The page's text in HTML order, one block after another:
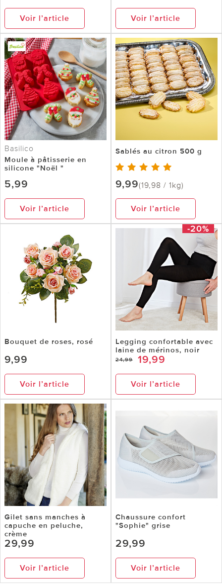
Voir l’article Voir l’article
Basilico
Moule à pâtisserie en
silicone "Noël "
5,99
Voir l’article
Sablés au citron 500 g
9,99(19,98 / 1kg)
Voir l’article
Bouquet de roses, rosé
9,99
Voir l’article
-20%
Legging confortable avec
laine de mérinos, noir
24,99 19,99
Voir l’article
Gilet sans manches à
capuche en peluche,
crème
29,99
Voir l’article
Chaussure confort
"Sophie" grise
29,99
Voir l’article